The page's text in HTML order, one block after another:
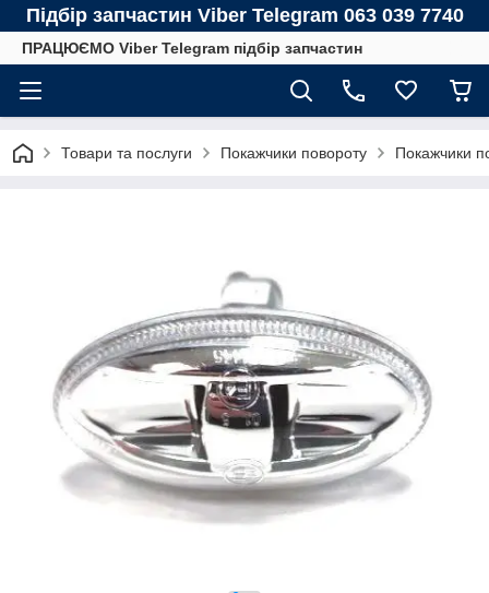
Підбір запчастин Viber Telegram 063 039 7740
ПРАЦЮЄМО Viber Telegram підбір запчастин
Товари та послуги Покажчики повороту Покажчики